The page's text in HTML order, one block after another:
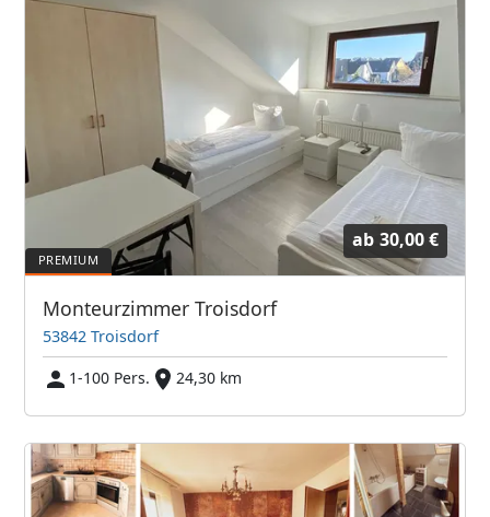
ab 30,00 €
Monteurzimmer Troisdorf
53842 Troisdorf
1-100 Pers.
24,30 km